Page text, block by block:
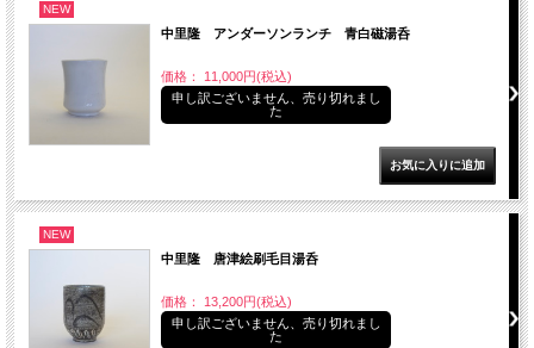
NEW
中里隆 アンダーソンランチ 青白磁湯呑
価格： 11,000円(税込)
申し訳ございません、売り切れまし
た
NEW
中里隆 唐津絵刷毛目湯呑
価格： 13,200円(税込)
申し訳ございません、売り切れまし
た